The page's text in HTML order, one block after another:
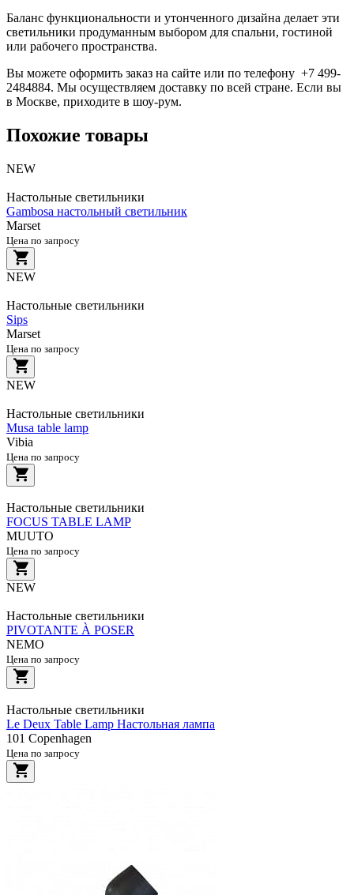
Баланс функциональности и утонченного дизайна делает эти
светильники продуманным выбором для спальни, гостиной
или рабочего пространства.
Вы можете оформить заказ на сайте или по телефону +7 499-
2484884. Мы осуществляем доставку по всей стране. Если вы
в Москве, приходите в шоу-рум.
Похожие товары
NEW
Настольные светильники
Gambosa настольный светильник
Marset
Цена по запросу
NEW
Настольные светильники
Sips
Marset
Цена по запросу
NEW
Настольные светильники
Musa table lamp
Vibia
Цена по запросу
Настольные светильники
FOCUS TABLE LAMP
MUUTO
Цена по запросу
NEW
Настольные светильники
PIVOTANTE À POSER
NEMO
Цена по запросу
Настольные светильники
Le Deux Table Lamp Настольная лампа
101 Copenhagen
Цена по запросу